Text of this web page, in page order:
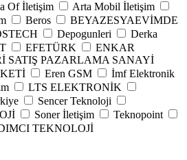
Of İletişim
Arta Mobil İletişim
Beros
BEYAZESYAEVİMDE
Depogunleri
Derka
EFETÜRK
ENKAR
SATIŞ PAZARLAMA SANAYİ
Eren GSM
İmf Elektronik
LTS ELEKTRONİK
Sencer Teknoloji
Soner İletişim
Teknopoint
TEKNOLOJİ